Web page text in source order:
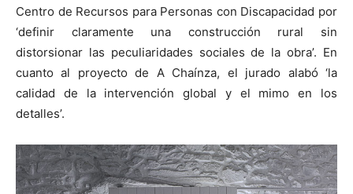
Centro de Recursos para Personas con Discapacidad por
‘definir claramente una construcción rural sin
distorsionar las peculiaridades sociales de la obra’. En
cuanto al proyecto de A Chaínza, el jurado alabó ‘la
calidad de la intervención global y el mimo en los
detalles’.